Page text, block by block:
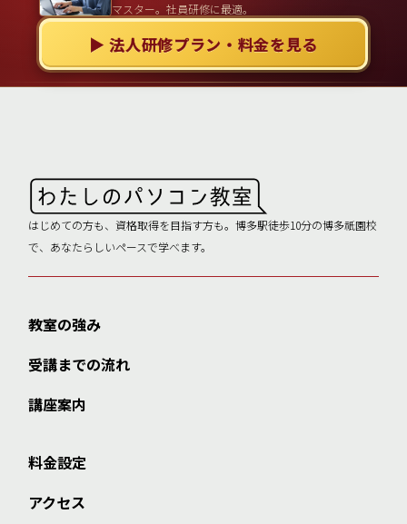
マスター。社員研修に最適。
▶ 法人研修プラン・料金を見る
はじめての方も、資格取得を目指す方も。博多駅徒歩10分の博多祇園校
で、あなたらしいペースで学べます。
教室の強み
受講までの流れ
講座案内
料金設定
アクセス